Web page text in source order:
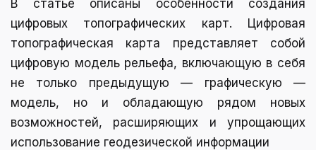
В статье описаны особенности создания
цифровых топографических карт. Цифровая
топографическая карта представляет собой
цифровую модель рельефа, включающую в себя
не только предыдущую — графическую —
модель, но и обладающую рядом новых
возможностей, расширяющих и упрощающих
использование геодезической информации